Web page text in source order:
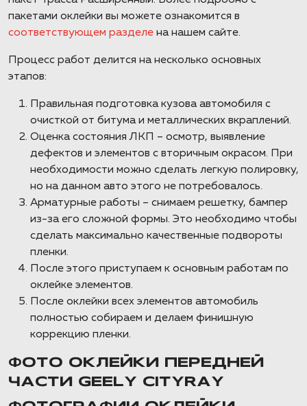
пакетами оклейки вы можете ознакомится в
соответствующем разделе на нашем сайте.
Процесс работ делится на несколько основных
этапов:
Правильная подготовка кузова автомобиля с
очисткой от битума и металлических вкраплений.
Оценка состояния ЛКП – осмотр, выявление
дефектов и элементов с вторичным окрасом. При
необходимости можно сделать легкую полировку,
но на данном авто этого не потребовалось.
Арматурные работы – снимаем решетку, бампер
из-за его сложной формы. Это необходимо чтобы
сделать максимально качественные подвороты
пленки.
После этого приступаем к основным работам по
оклейке элементов.
После оклейки всех элементов автомобиль
полностью собираем и делаем финишную
коррекцию пленки.
ФОТО ОКЛЕЙКИ ПЕРЕДНЕЙ
ЧАСТИ GEELY CITYRAY